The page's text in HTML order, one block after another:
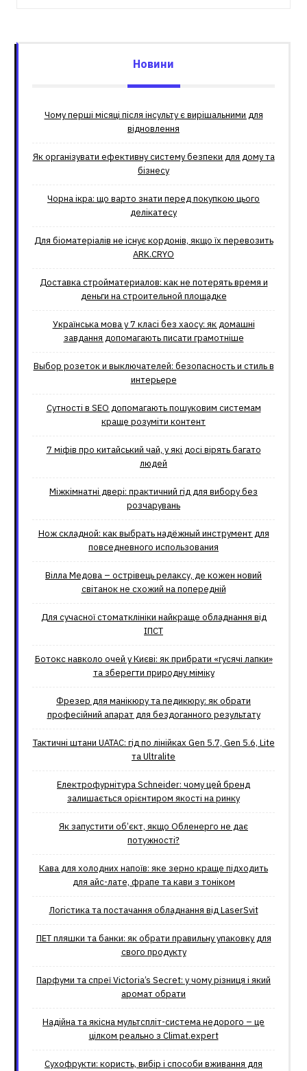
Новини
Чому перші місяці після інсульту є вирішальними для
відновлення
Як організувати ефективну систему безпеки для дому та
бізнесу
Чорна ікра: що варто знати перед покупкою цього
делікатесу
Для біоматеріалів не існує кордонів, якщо їх перевозить
ARK.CRYO
Доставка стройматериалов: как не потерять время и
деньги на строительной площадке
Українська мова у 7 класі без хаосу: як домашні
завдання допомагають писати грамотніше
Выбор розеток и выключателей: безопасность и стиль в
интерьере
Сутності в SEO допомагають пошуковим системам
краще розуміти контент
7 міфів про китайський чай, у які досі вірять багато
людей
Міжкімнатні двері: практичний гід для вибору без
розчарувань
Нож складной: как выбрать надёжный инструмент для
повседневного использования
Вілла Медова – острівець релаксу, де кожен новий
світанок не схожий на попередній
Для сучасної стоматклініки найкраще обладнання від
ІПСТ
Ботокс навколо очей у Києві: як прибрати «гусячі лапки»
та зберегти природну міміку
Фрезер для манікюру та педикюру: як обрати
професійний апарат для бездоганного результату
Тактичні штани UATAC: гід по лінійках Gen 5.7, Gen 5.6, Lite
та Ultralite
Електрофурнітура Schneider: чому цей бренд
залишається орієнтиром якості на ринку
Як запустити об’єкт, якщо Обленерго не дає
потужності?
Кава для холодних напоїв: яке зерно краще підходить
для айс-лате, фрапе та кави з тоніком
Логістика та постачання обладнання від LaserSvit
ПЕТ пляшки та банки: як обрати правильну упаковку для
свого продукту
Парфуми та спреї Victoria’s Secret: у чому різниця і який
аромат обрати
Надійна та якісна мультспліт-система недорого – це
цілком реально з Climat.еxpert
Сухофрукти: користь, вибір і способи вживання для